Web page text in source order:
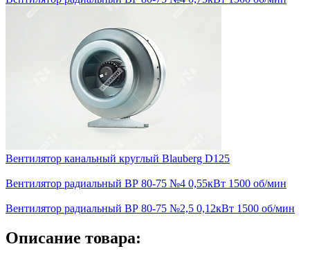
Вентилятор канальный круглый Blauberg D125
Вентилятор радиальный ВР 80-75 №4 0,55кВт 1500 об/мин
Вентилятор радиальный ВР 80-75 №2,5 0,12кВт 1500 об/мин
Описание товара: